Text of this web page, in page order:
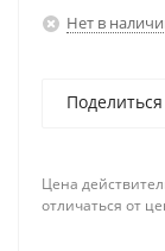
Нет в
Поделиться
Цена
отличаться от